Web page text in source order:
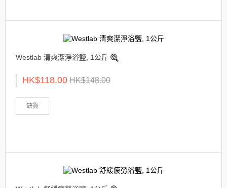
Westlab 清爽潔淨浴鹽, 1公斤
HK$118.00 HK$148.00
缺貨